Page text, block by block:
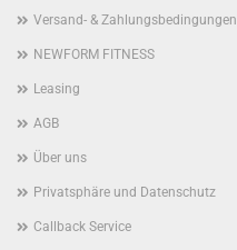
Versand- & Zahlungsbedingungen
NEWFORM FITNESS
Leasing
AGB
Über uns
Privatsphäre und Datenschutz
Callback Service